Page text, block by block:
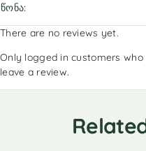
წონა
There are no reviews yet.
Only logged in customers
leave a review.